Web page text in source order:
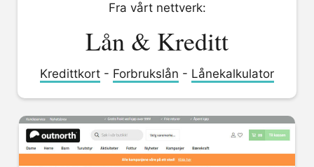
Fra vårt nettverk:
Lån & Kreditt
Kredittkort - Forbrukslån - Lånekalkulator